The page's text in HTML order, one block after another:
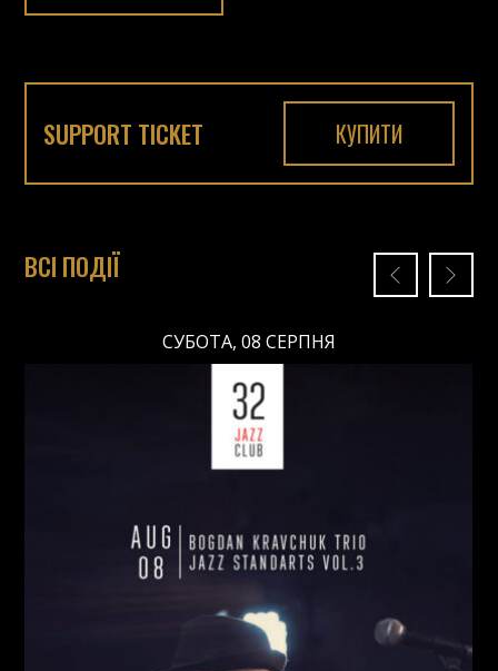
SUPPORT TICKET КУПИТИ
ВСІ ПОДІЇ
СУБОТА, 08 СЕРПНЯ
Ціна: